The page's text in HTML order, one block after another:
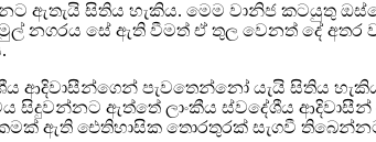
ඇතැයි සිතිය හැකිය. මෙම වානිජ කටයුතු
නගරය සේ ඇති වීමත් ඒ තුල වෙනත් දේ අතර
ආදිවාසීන්ගෙන් පැවතෙන්නෝ යැයි සිතිය
ඇත්තේ ලාංකීය ස්වදේශීය ආදිවාසීන්
ඇති ඓතිහාසික තොරතුරක් සැගවී